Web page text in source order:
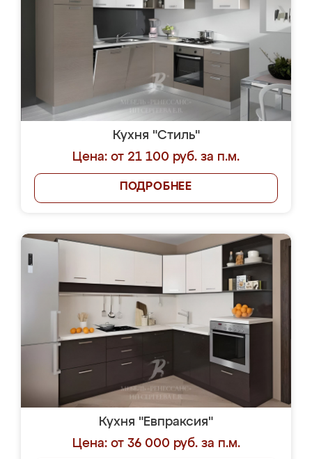
Кухня "Стиль"
Цена: от 21 100 руб. за п.м.
ПОДРОБНЕЕ
Кухня "Евпраксия"
Цена: от 36 000 руб. за п.м.